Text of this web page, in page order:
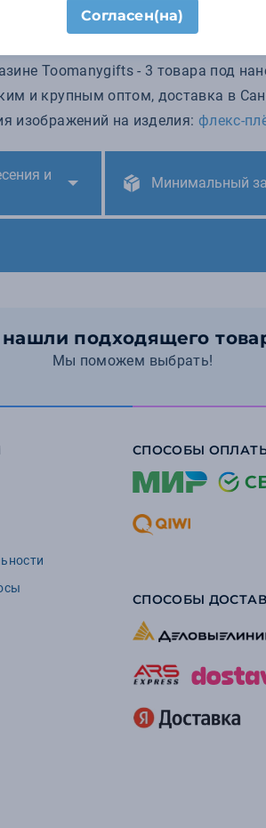
Toomanygifts - 3 товара под
и крупным оптом, доставка в
изображений на изделия: флекс-
и
Минимальный
подходящего
Мы поможем выбрать!
СПОСОБЫ
СПОСОБЫ
Согласен(на)